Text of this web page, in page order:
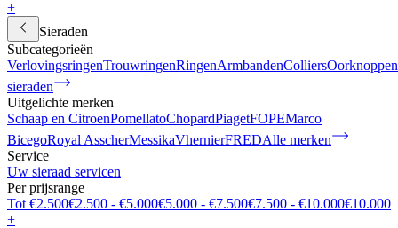
+
Sieraden
Subcategorieën
VerlovingsringenTrouwringenRingenArmbandenColliersOorknoppen
sieraden
Uitgelichte merken
Schaap en CitroenPomellatoChopardPiagetFOPEMarco
BicegoRoyal AsscherMessikaVhernierFREDAlle merken
Service
Uw sieraad servicen
Per prijsrange
Tot €2.500€2.500 - €5.000€5.000 - €7.500€7.500 - €10.000€10.000
+